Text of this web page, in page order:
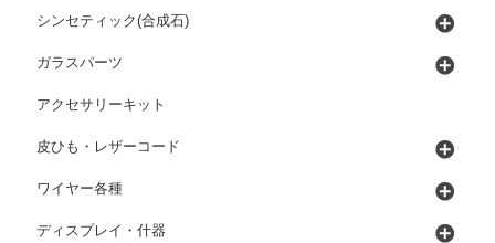
シンセティック(合成石)
ガラスパーツ
アクセサリーキット
皮ひも・レザーコード
ワイヤー各種
ディスプレイ・什器